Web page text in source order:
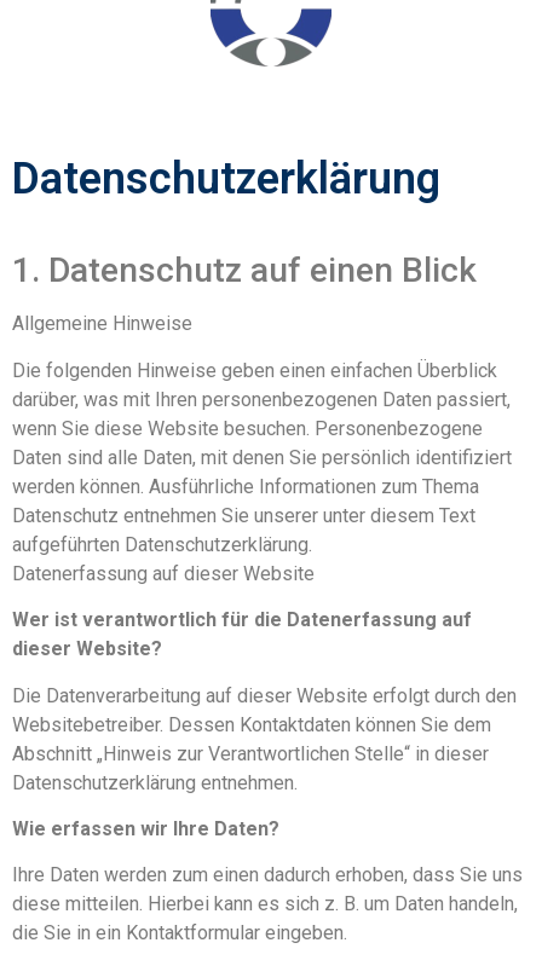
Datenschutzerklärung
1. Datenschutz auf einen Blick
Allgemeine Hinweise
Die folgenden Hinweise geben einen einfachen Überblick
darüber, was mit Ihren personenbezogenen Daten passiert,
wenn Sie diese Website besuchen. Personenbezogene
Daten sind alle Daten, mit denen Sie persönlich identifiziert
werden können. Ausführliche Informationen zum Thema
Datenschutz entnehmen Sie unserer unter diesem Text
aufgeführten Datenschutzerklärung.
Datenerfassung auf dieser Website
Wer ist verantwortlich für die Datenerfassung auf
dieser Website?
Die Datenverarbeitung auf dieser Website erfolgt durch den
Websitebetreiber. Dessen Kontaktdaten können Sie dem
Abschnitt „Hinweis zur Verantwortlichen Stelle“ in dieser
Datenschutzerklärung entnehmen.
Wie erfassen wir Ihre Daten?
Ihre Daten werden zum einen dadurch erhoben, dass Sie uns
diese mitteilen. Hierbei kann es sich z. B. um Daten handeln,
die Sie in ein Kontaktformular eingeben.